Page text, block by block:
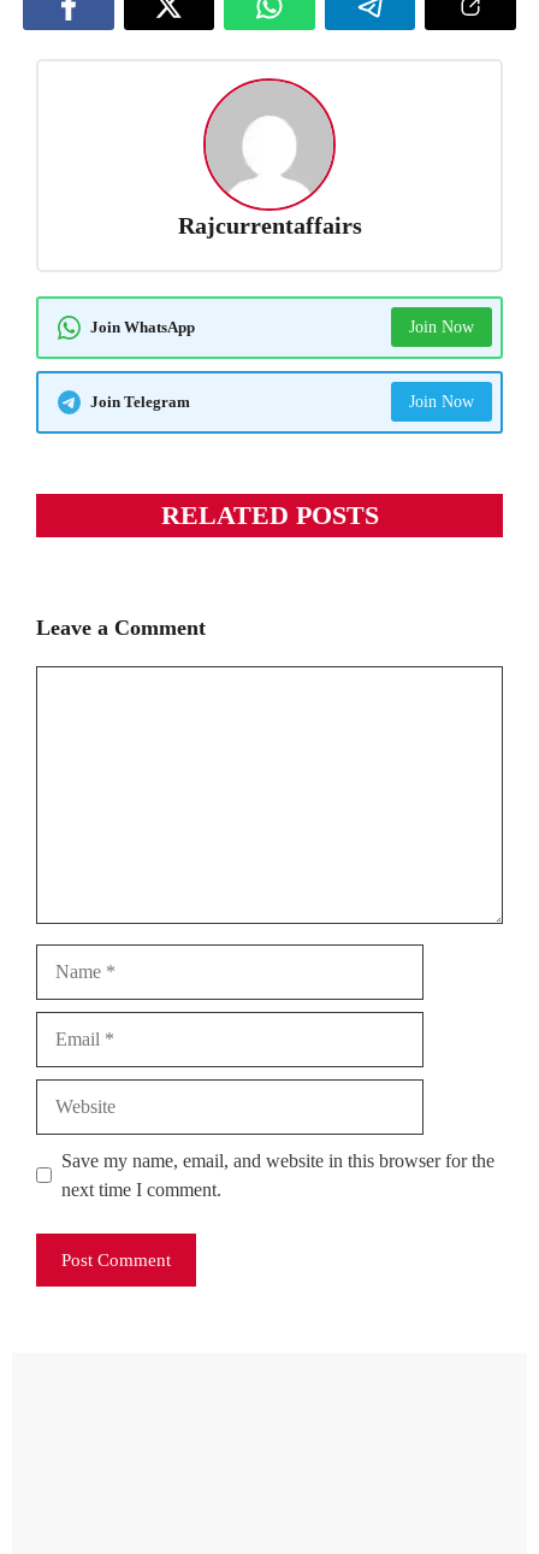
Rajcurrentaffairs
Join WhatsApp Join Now
Join Telegram Join Now
RELATED POSTS
Leave a Comment
Save my name, email, and website in this browser for the
next time I comment.